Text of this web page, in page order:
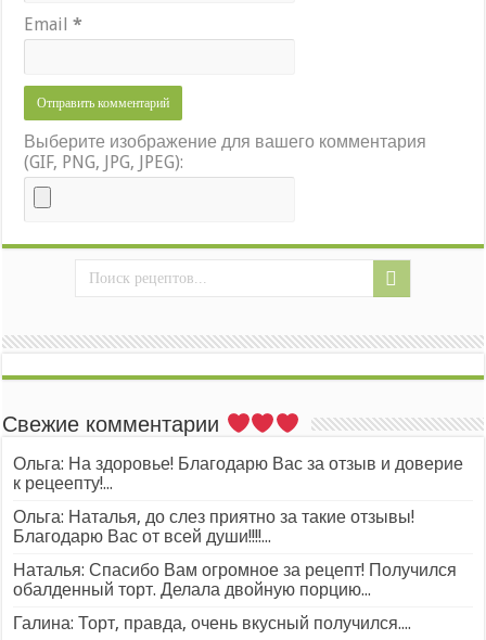
Email*
Выберите изображение для вашего комментария
(GIF, PNG, JPG, JPEG):
Свежие комментарии
Ольга: На здоровье! Благодарю Вас за отзыв и доверие
к рецеепту!...
Ольга: Наталья, до слез приятно за такие отзывы!
Благодарю Вас от всей души!!!!...
Наталья: Спасибо Вам огромное за рецепт! Получился
обалденный торт. Делала двойную порцию...
Галина: Торт, правда, очень вкусный получился....